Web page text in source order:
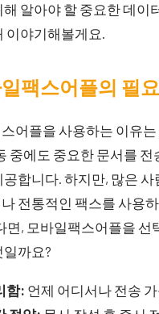
해 알아야 할 중요한 데이
이야기해볼게요.
일팩스어플의 필
어플을 사용하는 이유는
중에도 중요한 문서를 전
공합니다. 하지만, 많은 사
전통적인 팩스를 사용
면, 모바일팩스어플을 선
일까요?
함: 언제 어디서나 전송